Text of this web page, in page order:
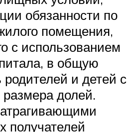
обязанности по
помещения,
с использованием
в общую
родителей и детей с
долей.
получателей